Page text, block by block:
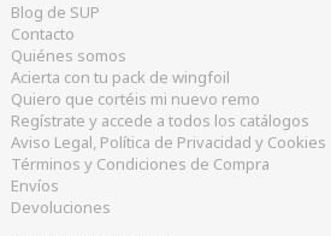
Blog de SUP
Contacto
Quiénes somos
Acierta con tu pack de wingfoil
Quiero que cortéis mi nuevo remo
Regístrate y accede a todos los catálogos
Aviso Legal, Política de Privacidad y Cookies
Términos y Condiciones de Compra
Envíos
Devoluciones